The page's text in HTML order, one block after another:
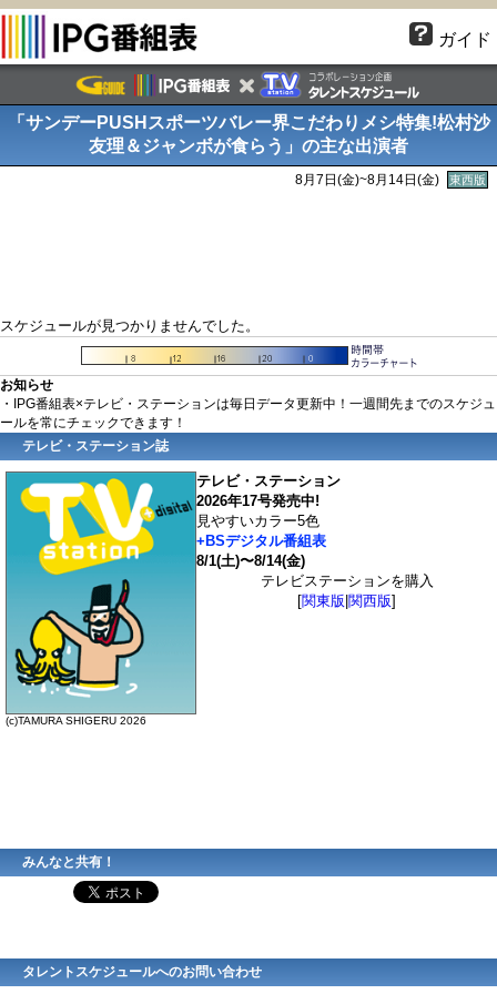
ガイド
「サンデーPUSHスポーツバレー界こだわりメシ特集!松村沙
友理＆ジャンボが食らう」の主な出演者
8月7日(金)~8月14日(金) 東西版
スケジュールが見つかりませんでした。
お知らせ
・IPG番組表×テレビ・ステーションは毎日データ更新中！一週間先までのスケジュ
ールを常にチェックできます！
テレビ・ステーション誌
(c)TAMURA SHIGERU 2026
テレビ・ステーション
2026年17号発売中!
見やすいカラー5色
+BSデジタル番組表
8/1(土)〜8/14(金)
テレビステーションを購入
[関東版 関西版]
みんなと共有！
タレントスケジュールへのお問い合わせ